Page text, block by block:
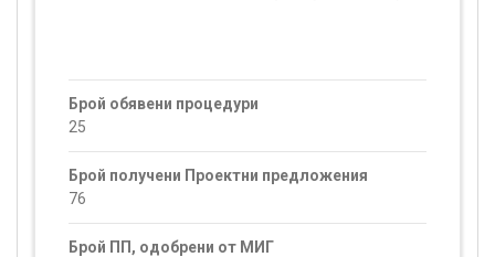
Брой обявени процедури
25
Брой получени Проектни предложения
76
Брой ПП, одобрени от МИГ